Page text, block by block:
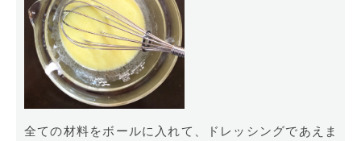
全ての材料をボールに入れて、ドレッシングであえま